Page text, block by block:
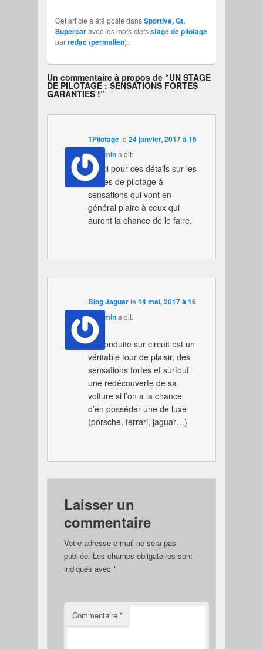
Cet article a été posté dansSportive, Gt,
Supercaravec les mots-clefsstage de pilotage
parredac (permalien).
Un commentaire à propos de “UN STAGE
DE PILOTAGE : SENSATIONS FORTES
GARANTIES !”
TPilotagele24 janvier, 2017 à 15
h 13 mina dit:
merci pour ces détails sur les
stages de pilotage à
sensations qui vont en
général plaire à ceux qui
auront la chance de le faire.
Blog Jaguarle14 mai, 2017 à 16
h 34 mina dit:
Oui,
La conduite sur circuit est un
véritable tour de plaisir, des
sensations fortes et surtout
une redécouverte de sa
voiture si l’on a la chance
d’en posséder une de luxe
(porsche, ferrari, jaguar…)
Laisser un
commentaire
Votre adresse e-mail ne sera pas
publiée. Les champs obligatoires sont
indiqués avec *
Commentaire *